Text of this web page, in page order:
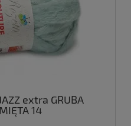
extra GRUBA
14